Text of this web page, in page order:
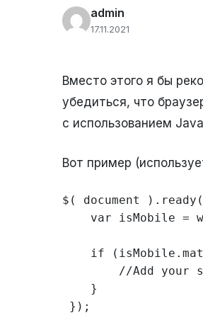
admin
17.11.2021
Вместо этого я бы
убедиться, что
с использованием
Вот пример
$( document
});